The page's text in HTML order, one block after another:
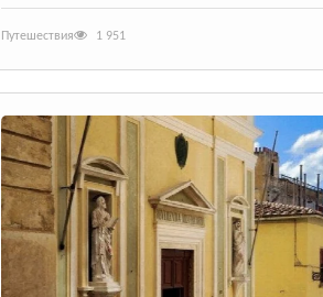
Путешествия 1 951